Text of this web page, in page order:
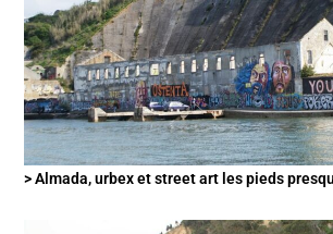
> Almada, urbex et street art les pieds